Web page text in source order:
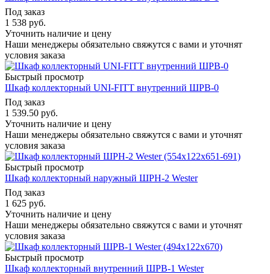
Под заказ
1 538 руб.
Уточнить наличие и цену
Наши менеджеры обязательно свяжутся с вами и уточнят
условия заказа
Быстрый просмотр
Шкаф коллекторный UNI-FITT внутренний ШРВ-0
Под заказ
1 539.50 руб.
Уточнить наличие и цену
Наши менеджеры обязательно свяжутся с вами и уточнят
условия заказа
Быстрый просмотр
Шкаф коллекторный наружный ШРН-2 Wester
Под заказ
1 625 руб.
Уточнить наличие и цену
Наши менеджеры обязательно свяжутся с вами и уточнят
условия заказа
Быстрый просмотр
Шкаф коллекторный внутренний ШРВ-1 Wester